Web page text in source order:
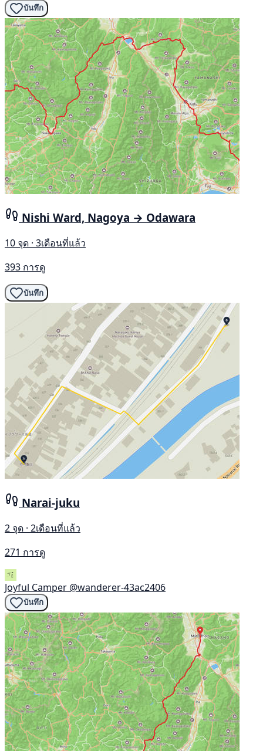
บันทึก
Nishi Ward, Nagoya → Odawara
10 จุด · 3เดือนที่แล้ว
393 การดู
บันทึก
Narai-juku
2 จุด · 2เดือนที่แล้ว
271 การดู
Joyful Camper @wanderer-43ac2406
บันทึก